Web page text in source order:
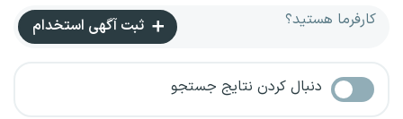
کارفرما هستید؟ ثبت آگهی استخدام
دنبال کردن نتایج جستجو